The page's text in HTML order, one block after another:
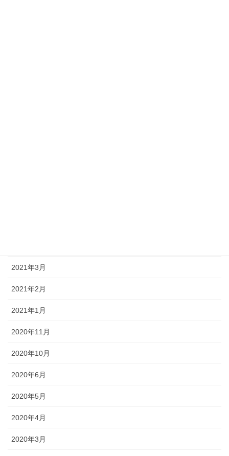
2021年3月
2021年2月
2021年1月
2020年11月
2020年10月
2020年6月
2020年5月
2020年4月
2020年3月